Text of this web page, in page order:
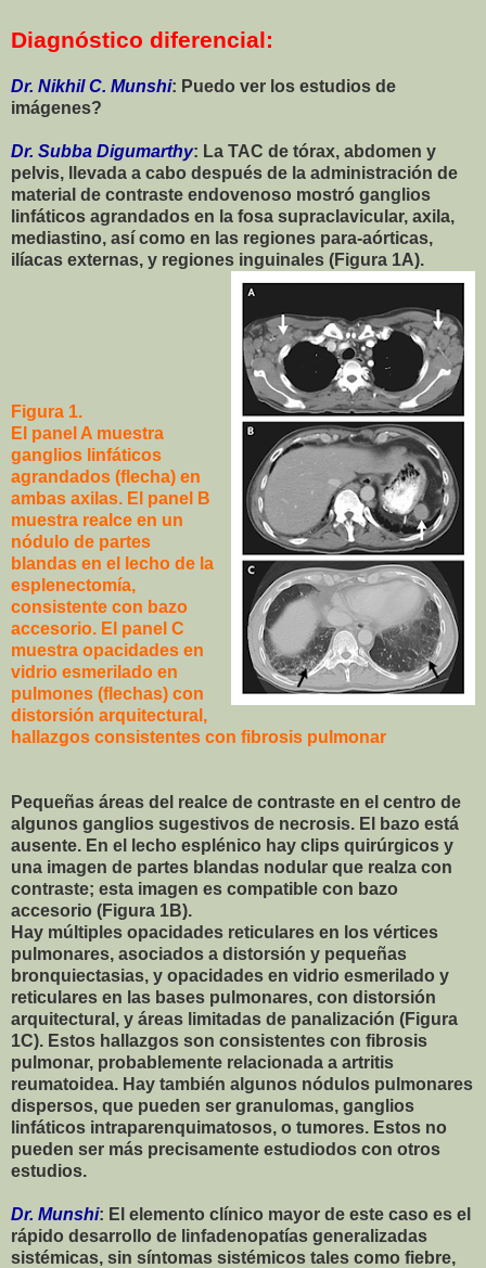
Diagnóstico diferencial:
Dr. Nikhil C. Munshi: Puedo ver los estudios de
imágenes?
Dr. Subba Digumarthy: La TAC de tórax, abdomen y
pelvis, llevada a cabo después de la administración de
material de contraste endovenoso mostró ganglios
linfáticos agrandados en la fosa supraclavicular, axila,
mediastino, así como en las regiones para-aórticas,
ilíacas externas, y regiones inguinales (Figura 1A).
Figura 1.
El panel A muestra
ganglios linfáticos
agrandados (flecha) en
ambas axilas. El panel B
muestra realce en un
nódulo de partes
blandas en el lecho de la
esplenectomía,
consistente con bazo
accesorio. El panel C
muestra opacidades en
vidrio esmerilado en
pulmones (flechas) con
distorsión arquitectural,
hallazgos consistentes con fibrosis pulmonar
Pequeñas áreas del realce de contraste en el centro de
algunos ganglios sugestivos de necrosis. El bazo está
ausente. En el lecho esplénico hay clips quirúrgicos y
una imagen de partes blandas nodular que realza con
contraste; esta imagen es compatible con bazo
accesorio (Figura 1B).
Hay múltiples opacidades reticulares en los vértices
pulmonares, asociados a distorsión y pequeñas
bronquiectasias, y opacidades en vidrio esmerilado y
reticulares en las bases pulmonares, con distorsión
arquitectural, y áreas limitadas de panalización (Figura
1C). Estos hallazgos son consistentes con fibrosis
pulmonar, probablemente relacionada a artritis
reumatoidea. Hay también algunos nódulos pulmonares
dispersos, que pueden ser granulomas, ganglios
linfáticos intraparenquimatosos, o tumores. Estos no
pueden ser más precisamente estudiodos con otros
estudios.
Dr. Munshi: El elemento clínico mayor de este caso es el
rápido desarrollo de linfadenopatías generalizadas
sistémicas, sin síntomas sistémicos tales como fiebre,